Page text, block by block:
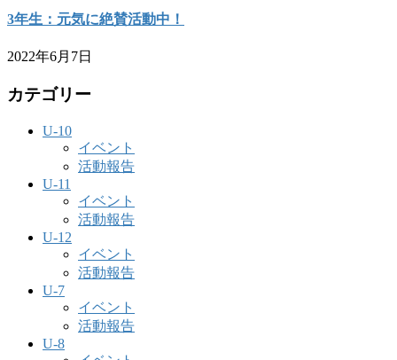
3年生：元気に絶賛活動中！
2022年6月7日
カテゴリー
U-10
イベント
活動報告
U-11
イベント
活動報告
U-12
イベント
活動報告
U-7
イベント
活動報告
U-8